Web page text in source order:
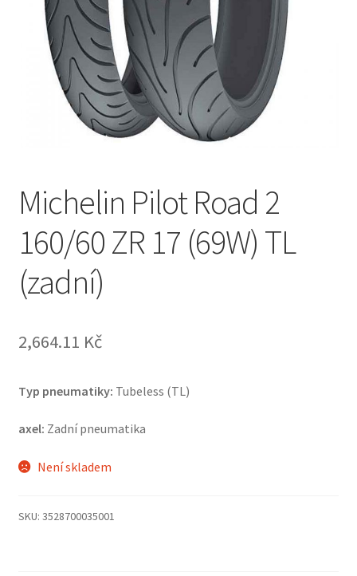
Michelin Pilot Road 2
160/60 ZR 17 (69W) TL
(zadní)
2,664.11 Kč
Typ pneumatiky: Tubeless (TL)
axel: Zadní pneumatika
Není skladem
SKU: 3528700035001